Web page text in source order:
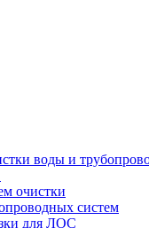
воды и
очистки
систем
для ЛОС